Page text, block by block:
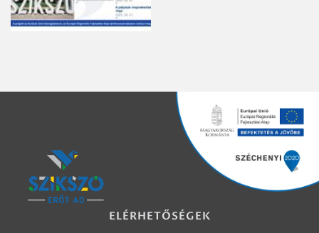
ELÉRHETŐSÉGEK